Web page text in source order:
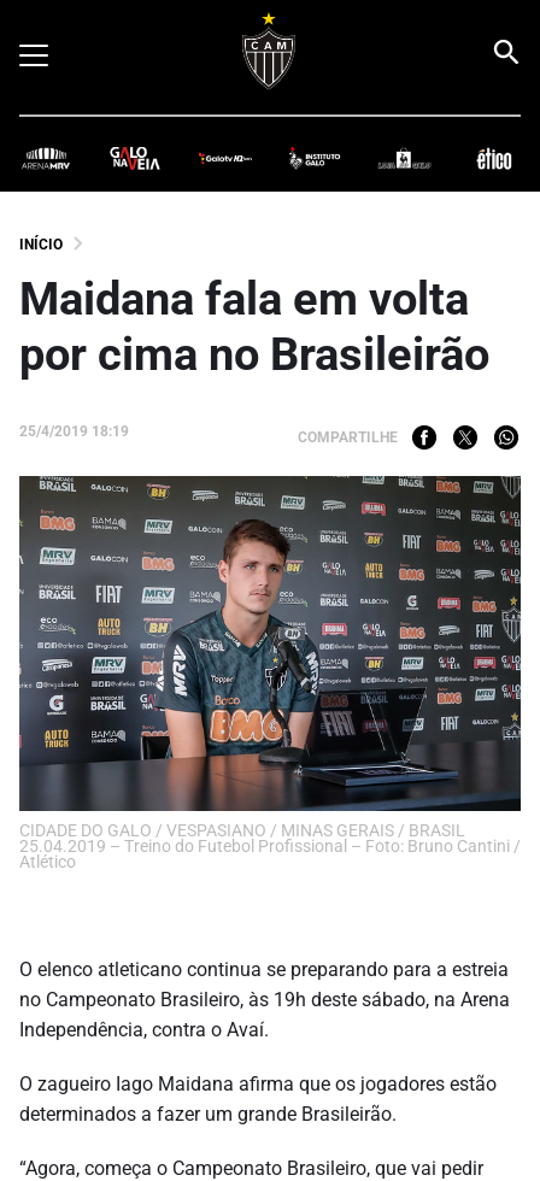
INÍCIO
Maidana fala em volta
por cima no Brasileirão
25/4/2019 18:19 COMPARTILHE
CIDADE DO GALO / VESPASIANO / MINAS GERAIS / BRASIL
25.04.2019 – Treino do Futebol Profissional – Foto: Bruno Cantini /
Atlético
O elenco atleticano continua se preparando para a estreia
no Campeonato Brasileiro, às 19h deste sábado, na Arena
Independência, contra o Avaí.
O zagueiro Iago Maidana afirma que os jogadores estão
determinados a fazer um grande Brasileirão.
“Agora, começa o Campeonato Brasileiro, que vai pedir